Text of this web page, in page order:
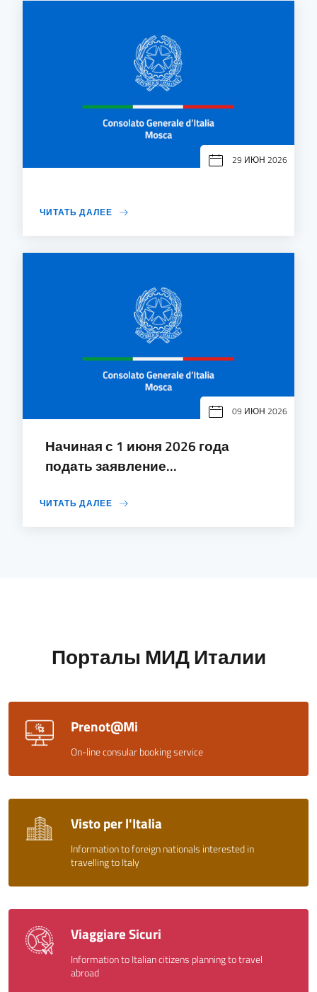
29 ИЮН 2026
ЧИТАТЬ ДАЛЕЕ
09 ИЮН 2026
Начиная с 1 июня 2026 года
подать заявление...
ЧИТАТЬ ДАЛЕЕ
Порталы МИД Италии
Prenot@Mi
On-line consular booking service
Visto per l'Italia
Information to foreign nationals interested in
travelling to Italy
Viaggiare Sicuri
Information to Italian citizens planning to travel
abroad